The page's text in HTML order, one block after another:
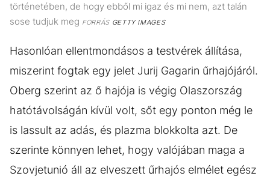
történetében, de hogy ebből mi igaz és mi nem, azt talán
sose tudjuk meg FORRÁSGETTY IMAGES
Hasonlóan ellentmondásos a testvérek állítása,
miszerint fogtak egy jelet Jurij Gagarin űrhajójáról.
Oberg szerint az ő hajója is végig Olaszország
hatótávolságán kívül volt, sőt egy ponton még le
is lassult az adás, és plazma blokkolta azt. De
szerinte könnyen lehet, hogy valójában maga a
Szovjetunió áll az elveszett űrhajós elmélet egész